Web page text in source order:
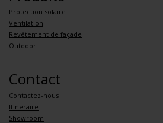
Protection solaire
Ventilation
Revêtement de façade
Outdoor
Contact
Contactez-nous
Itinéraire
Showroom